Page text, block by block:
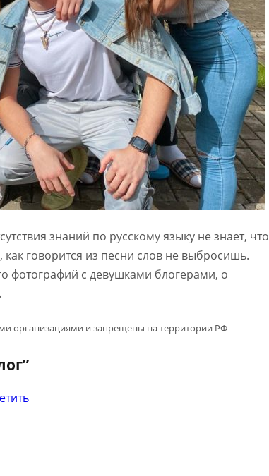
знаний по русскому языку не знает, что
говорится из песни слов не выбросишь.
фотографий с девушками блогерами, о
организациями и запрещены на территории РФ
”